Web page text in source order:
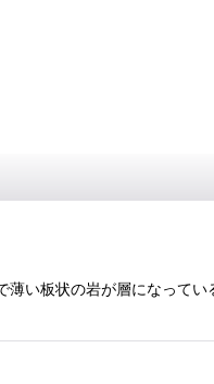
板状の岩が層になってい